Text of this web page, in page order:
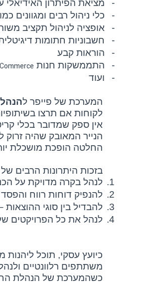
-
מציאת הפיתרון
-
כלי ניהול רבים ומגוונים
-
אופציה לניהול תקציב
-
חשבוניות חתומות
-
הוראות קבע
-
התממשקות חנות
-
ועוד
המערכת של פייפר ל
לקוחות אם תרצו
אין ספק שמדובר בכלי
הנייר המאובק שהיה
החלטה הופכת מושכלת
בזכות היתרונות הרבים
1.
לנהל בקרה מדויקת על
2.
להנפיק דוחות רווח
3.
להבדיל בין סוגי
4.
לנהל את כל הפרויקטים
כיועץ עסקי, תוכל
משתתפים רלוונטיים
כשהמערכת של הנהלת